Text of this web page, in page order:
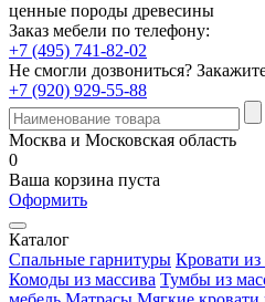
ценные породы древесины
Заказ мебели по телефону:
+7 (495) 741-82-02
Не смогли дозвониться?
+7 (920) 929-55-88
Москва и Московская область
0
Ваша корзина пуста
Оформить
Каталог
Спальные гарнитуры Кровати из
Комоды из массива Тумбы из